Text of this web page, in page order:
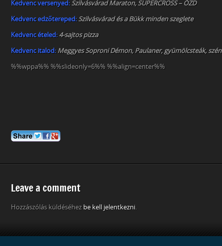
Kedvenc versenyed: Szilvásvárad Maraton, SUPERCROSS – ÓZD
Kedvenc edzőtereped: Szilvásvárad és a Bükk minden szeglete
Kedvenc ételed:4-sajtos pizza
Kedvenc italod: Meggyes Soproni Démon, Paulaner, gyümölcsteák,
%%wppa%% %%slideonly=6%% %%align=center%%
Leave a comment
Hozzászólás küldéséhez be kell jelentkezni.